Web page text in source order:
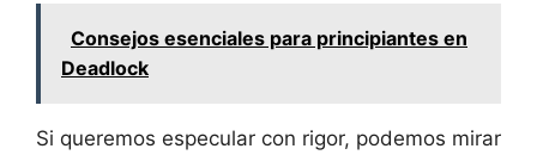
Consejos esenciales para principiantes en
Deadlock
Si queremos especular con rigor, podemos mirar